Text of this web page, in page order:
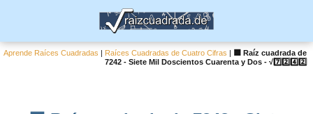
Aprende Raíces Cuadradas | Raíces Cuadradas de Cuatro Cifras |
🟦 Raíz cuadrada de
7242 - Siete Mil Doscientos Cuarenta y Dos - √7️⃣2️⃣4️⃣2️⃣